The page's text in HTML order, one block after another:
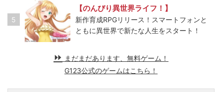
5
【のんびり異世界ライフ！】
新作育成RPGリリース！スマートフォンと
ともに異世界で新たな人生をスタート！
まだまだあります、無料ゲーム！
G123公式のゲームはこちら！